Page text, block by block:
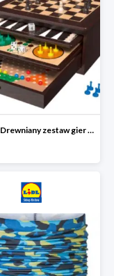
Playtive Drewniany zestaw gier 10 w 1